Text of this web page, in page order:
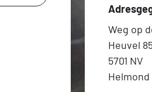
Weg op
Heuvel
5701 NV
Helmond